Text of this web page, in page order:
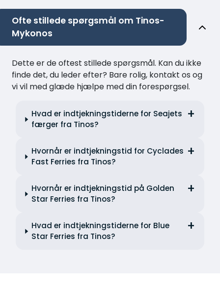
Ofte stillede spørgsmål om Tinos-
Mykonos
Dette er de oftest stillede spørgsmål. Kan du ikke
finde det, du leder efter? Bare rolig, kontakt os og
vi vil med glæde hjælpe med din forespørgsel.
Hvad er indtjekningstiderne for Seajets
færger fra Tinos?
Hvornår er indtjekningstid for Cyclades
Fast Ferries fra Tinos?
Hvornår er indtjekningstid på Golden
Star Ferries fra Tinos?
Hvad er indtjekningstiderne for Blue
Star Ferries fra Tinos?